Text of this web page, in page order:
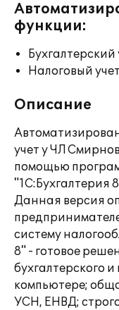
функции:
Бухгалтерский
Налоговый учет
Описание
учет у ЧЛ
помощью
"1С:Бухгалтерия
Данная версия
систему
8" - готовое
бухгалтерского
компьютере;
УСН, ЕНВД;